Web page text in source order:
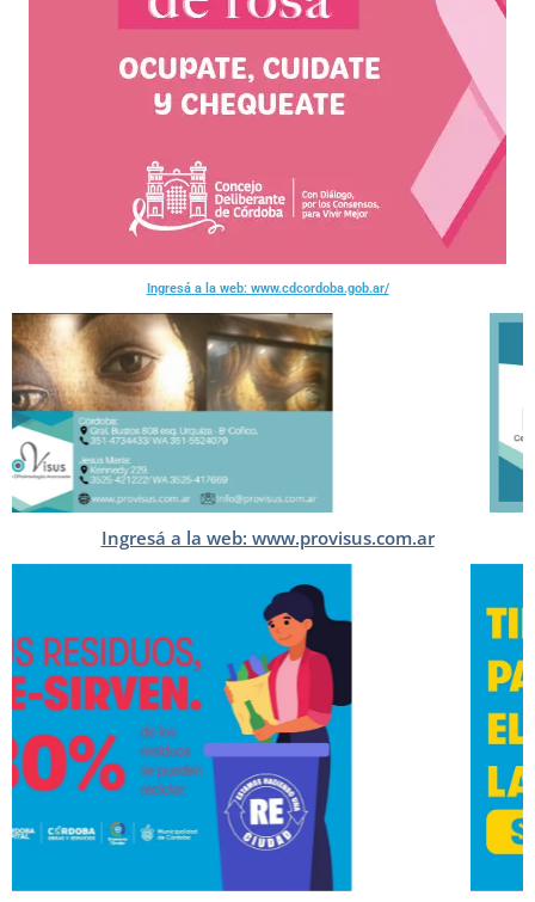
Ingresá a la web: www.cdcordoba.gob.ar/
Ingresá a la web: www.provisus.com.ar